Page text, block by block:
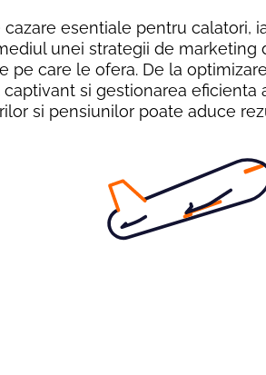
esentiale pentru calatori,
unei strategii de
pe care le ofera. De la
si gestionarea
si pensiunilor poate aduce